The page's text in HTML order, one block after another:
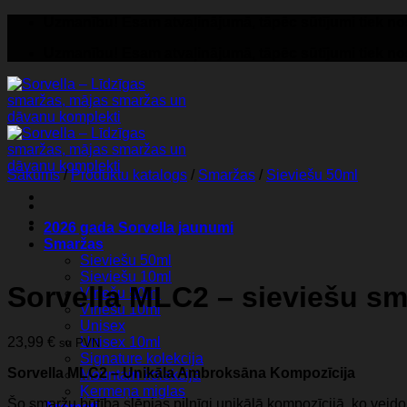
2026 gada Sorvella jaunumi
Smaržas
Sieviešu 50ml
Sieviešu 10ml
Vīriešu 50ml
Vīriešu 10ml
Unisex
Unisex 10ml
Signature kolekcija
Mountain kolekcija
Ķermeņa miglas
Sākums / Produktu katalogs / Smaržas / Sieviešu 50ml
Sorvella MLC2 – sieviešu
23,99 € su PVN
Sorvella MLC2 – Unikāla Ambroksāna Kompozīcija
Šo smaržu būtība slēpjas pilnīgi unikālā kompozīcijā, ko